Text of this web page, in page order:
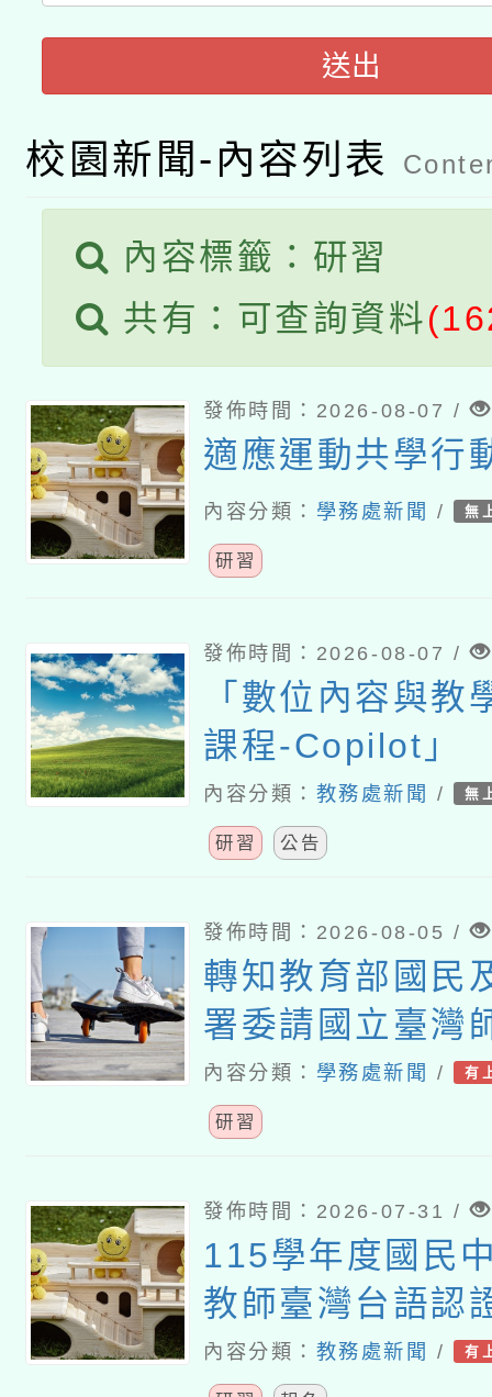
「數位內容與教學軟體
有關大陸委員會函釋公
薪期間赴陸應申請許可
業技術研究院辦理「
用水績優單位及節水達
動」
115年8月22日(星期六
桃園市孔廟祈福系列
開 智慧啟航」
2026年桃園地景藝術
送出
校園新聞-內容列表
內容標籤：研習
共有：可查詢資料
發佈時間：2026-08-07 /
適應運動共學行
內容分類： 學務處新聞 / 無
研習
發佈時間：2026-08-07 /
「數位內容與教
課程-Copilot」
內容分類： 教務處新聞 / 無
研習 公告
發佈時間：2026-08-05 /
轉知教育部國民
署委請國立臺灣
理「114至115
學校輔導計畫師
內容分類： 學務處新聞 / 有
研習
發佈時間：2026-07-31 /
115學年度國民
教師臺灣台語認
課程計畫
內容分類： 教務處新聞 / 有